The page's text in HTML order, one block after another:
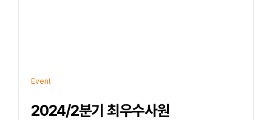
Event
2024/2분기 최우수사원